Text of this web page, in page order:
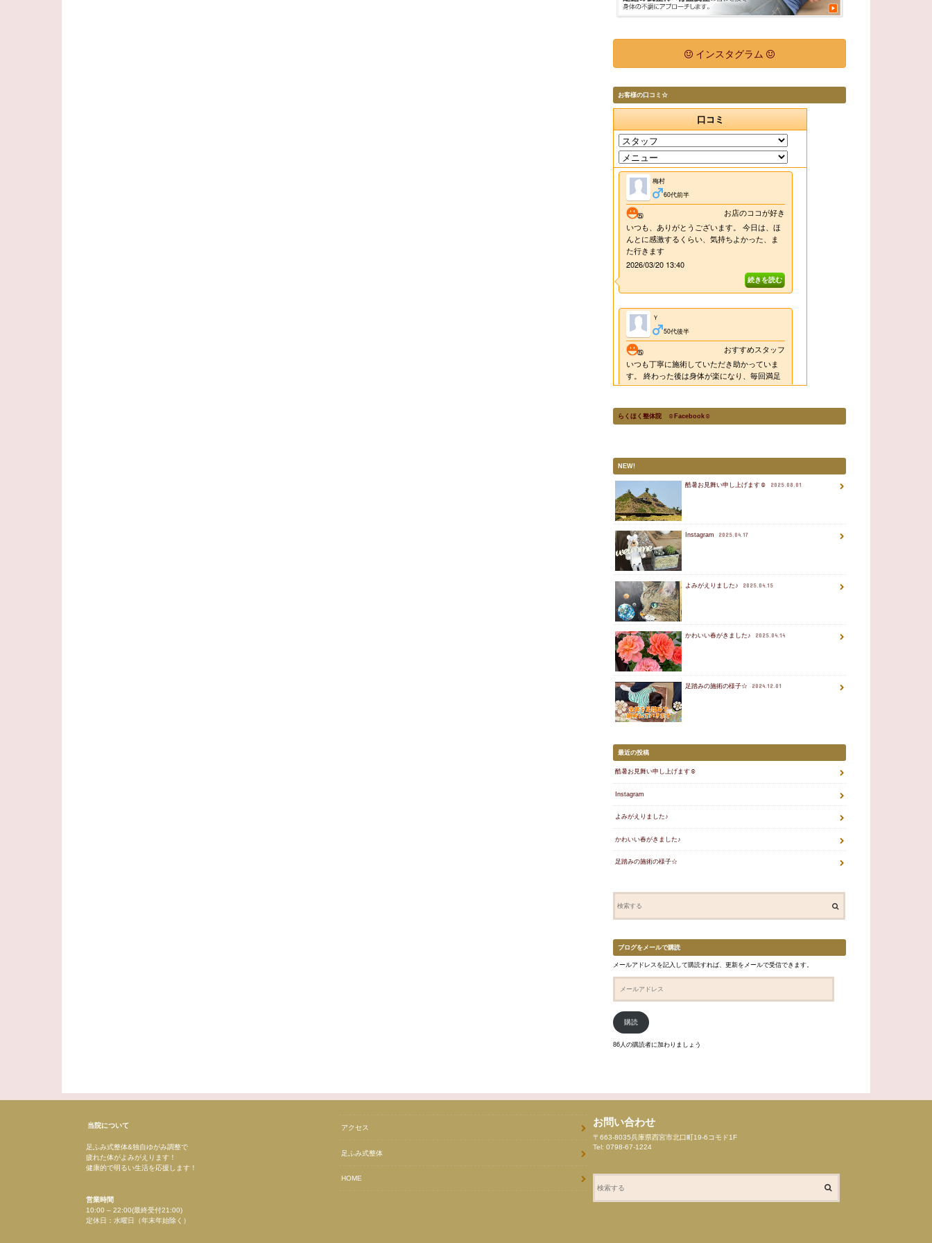
インスタグラム
お客様の口コミ☆
らくほく整体院 ☺Facebook☺
NEW!
酷暑お見舞い申し上げます☺ 2025.08.01
Instagram 2025.04.17
よみがえりました♪ 2025.04.15
かわいい春がきました♪ 2025.04.14
足踏みの施術の様子☆ 2024.12.01
最近の投稿
酷暑お見舞い申し上げます☺
Instagram
よみがえりました♪
かわいい春がきました♪
足踏みの施術の様子☆
ブログをメールで購読
メールアドレスを記入して購読すれば、更新をメールで受信できます。
ド
レ
ス
購読
86人の購読者に加わりましょう
当院について
足ふみ式整体&独自ゆがみ調整で
疲れた体がよみがえります！
健康的で明るい生活を応援します！
営業時間
10:00 – 22:00(最終受付21:00)
定休日：水曜日（年末年始除く）
アクセス
足ふみ式整体
HOME
お問い合わせ
〒663-8035兵庫県西宮市北口町19-6コモド1F
Tel: 0798-67-1224